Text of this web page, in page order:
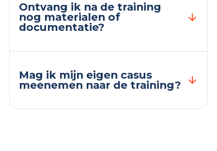
Ontvang ik na de training
nog materialen of
documentatie?
Mag ik mijn eigen casus
meenemen naar de training?